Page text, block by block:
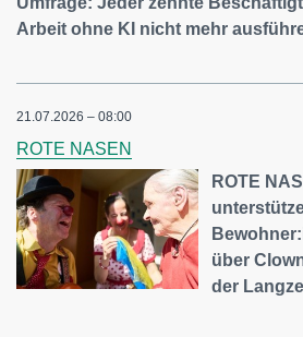
Arbeit ohne KI nicht mehr
21.07.2026 – 08:00
ROTE NASEN
ROTE
über
der